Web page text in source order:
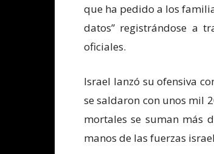
que ha pedido a los
datos” registrándose a
oficiales.
Israel lanzó su ofensiva
se saldaron con unos mil
mortales se suman más
manos de las fuerzas